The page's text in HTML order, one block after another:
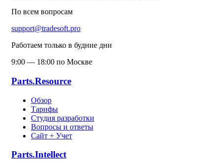
По всем вопросам
support@tradesoft.pro
Работаем только в будние дни
9:00 — 18:00 по Москве
Parts.Resource
Обзор
Тарифы
Студия разработки
Вопросы и ответы
Сайт + Учет
Parts.Intellect